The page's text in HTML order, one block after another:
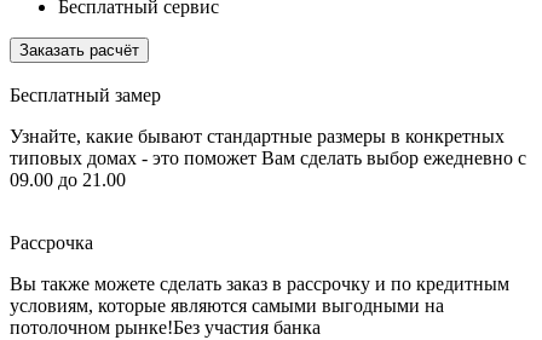
Бесплатный сервис
Заказать расчёт
Бесплатный замер
Узнайте, какие бывают стандартные размеры в конкретных
типовых домах - это поможет Вам сделать выбор ежедневно с
09.00 до 21.00
Рассрочка
Вы также можете сделать заказ в рассрочку и по кредитным
условиям, которые являются самыми выгодными на
потолочном рынке!Без участия банка